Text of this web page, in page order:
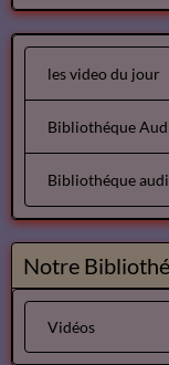
les video du jour
Bibliothéque
Bibliothéque
Notre
Vidéos